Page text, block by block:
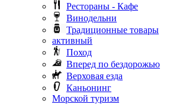
Рестораны - Кафе
Винодельни
Традиционные товары
активный
Поход
Вперед по бездорожью
Верховая езда
Каньонинг
Морской туризм